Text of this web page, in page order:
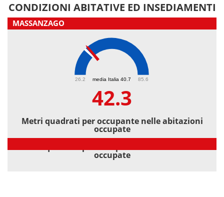
CONDIZIONI ABITATIVE ED INSEDIAMENTI
MASSANZAGO
media Italia 40.7
26.2 85.6
42.3
Metri quadrati per occupante nelle abitazioni
occupate
occupate